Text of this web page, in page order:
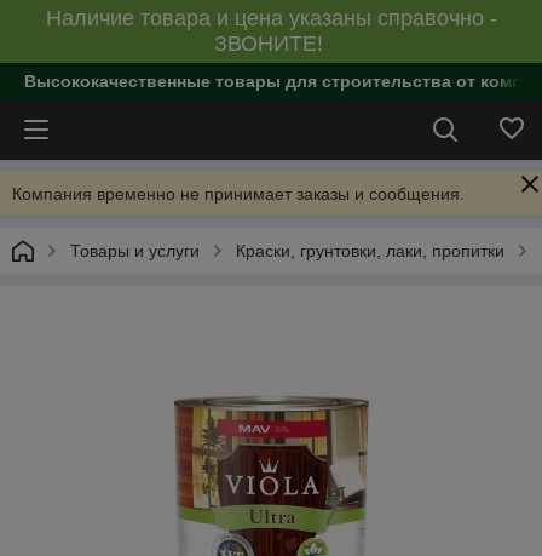
Наличие товара и цена указаны справочно -
ЗВОНИТЕ!
Высококачественные товары для строительства от
Компания временно не принимает заказы и сообщения.
Товары и услуги Краски, грунтовки, лаки, пропитки